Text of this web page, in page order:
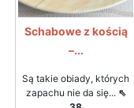
Schabowe z kością
–...
Są takie obiady, których
zapachu nie da się... ⇖